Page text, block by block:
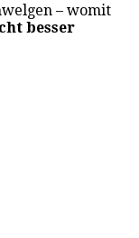
– womit
besser